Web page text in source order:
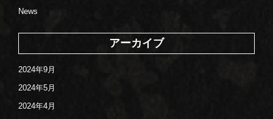
News
アーカイブ
2024年9月
2024年5月
2024年4月